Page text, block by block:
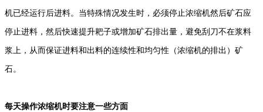
机已经运行后进料。当特殊情况发生时，必须停止浓缩机然后矿石应
停止进料，然后快速提升耙子或增加矿石排出量，避免刮刀不在浆料
浆上，从而保证进料和出料的连续性和均匀性（浓缩机的排出）矿
石。
每天操作浓缩机时要注意一些方面